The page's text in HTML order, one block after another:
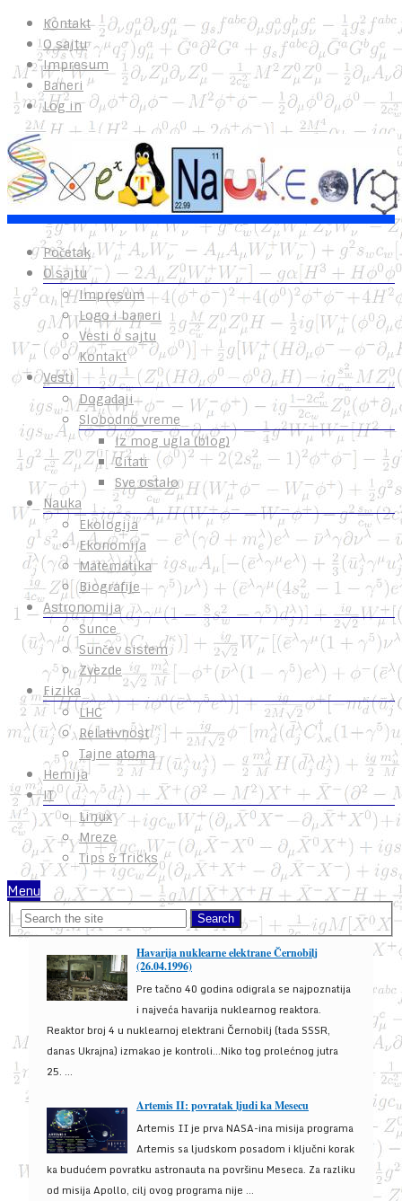
Kontakt
O sajtu
Impresum
Baneri
Log in
Početak
O sajtu
Impresum
Logo i baneri
Vesti o sajtu
Kontakt
Vesti
Događaji
Slobodno vreme
Iz mog ugla (blog)
Citati
Sve ostalo
Nauka
Ekologija
Ekonomija
Matematika
Biografije
Astronomija
Sunce
Sunčev sistem
Zvezde
Fizika
LHC
Relativnost
Tajne atoma
Hemija
IT
Linux
Mreze
Tips & Tricks
Menu
Havarija nuklearne elektrane Černobilj
(26.04.1996)
Pre tačno 40 godina odigrala se najpoznatija
i najveća havarija nuklearnog reaktora.
Reaktor broj 4 u nuklearnoj elektrani Černobilj (tada SSSR,
danas Ukrajna) izmakao je kontroli...Niko tog prolećnog jutra
25. ...
Artemis II: povratak ljudi ka Mesecu
Artemis II je prva NASA-ina misija programa
Artemis sa ljudskom posadom i ključni korak
ka budućem povratku astronauta na površinu Meseca. Za razliku
od misija Apollo, cilj ovog programa nije ...